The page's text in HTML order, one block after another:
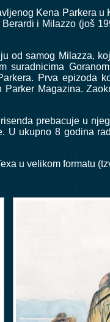
Kena Parkera u
i Milazzo (još
od samog Milazza,
Prva epizoda
Magazina.
prebacuje u
U ukupno 8 godina
u velikom formatu